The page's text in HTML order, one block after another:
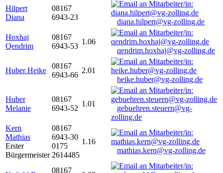
Hilpert
Diana
08167
6943-23
diana.hilpert@vg-zolling.de
Hoxhaj
Qendrim
08167
6943-53
1.06
qendrim.hoxhaj@vg-zolling.de
Huber Heike
08167
6943-66
2.01
heike.huber@vg-zolling.de
Huber
Melanie
08167
6943-52
1.01
gebuehren.steuern@vg-
zolling.de
Kern
Mathias
Erster
Bürgermeister
08167
6943-30
0175
2614485
1.16
mathias.kern@vg-zolling.de
08167